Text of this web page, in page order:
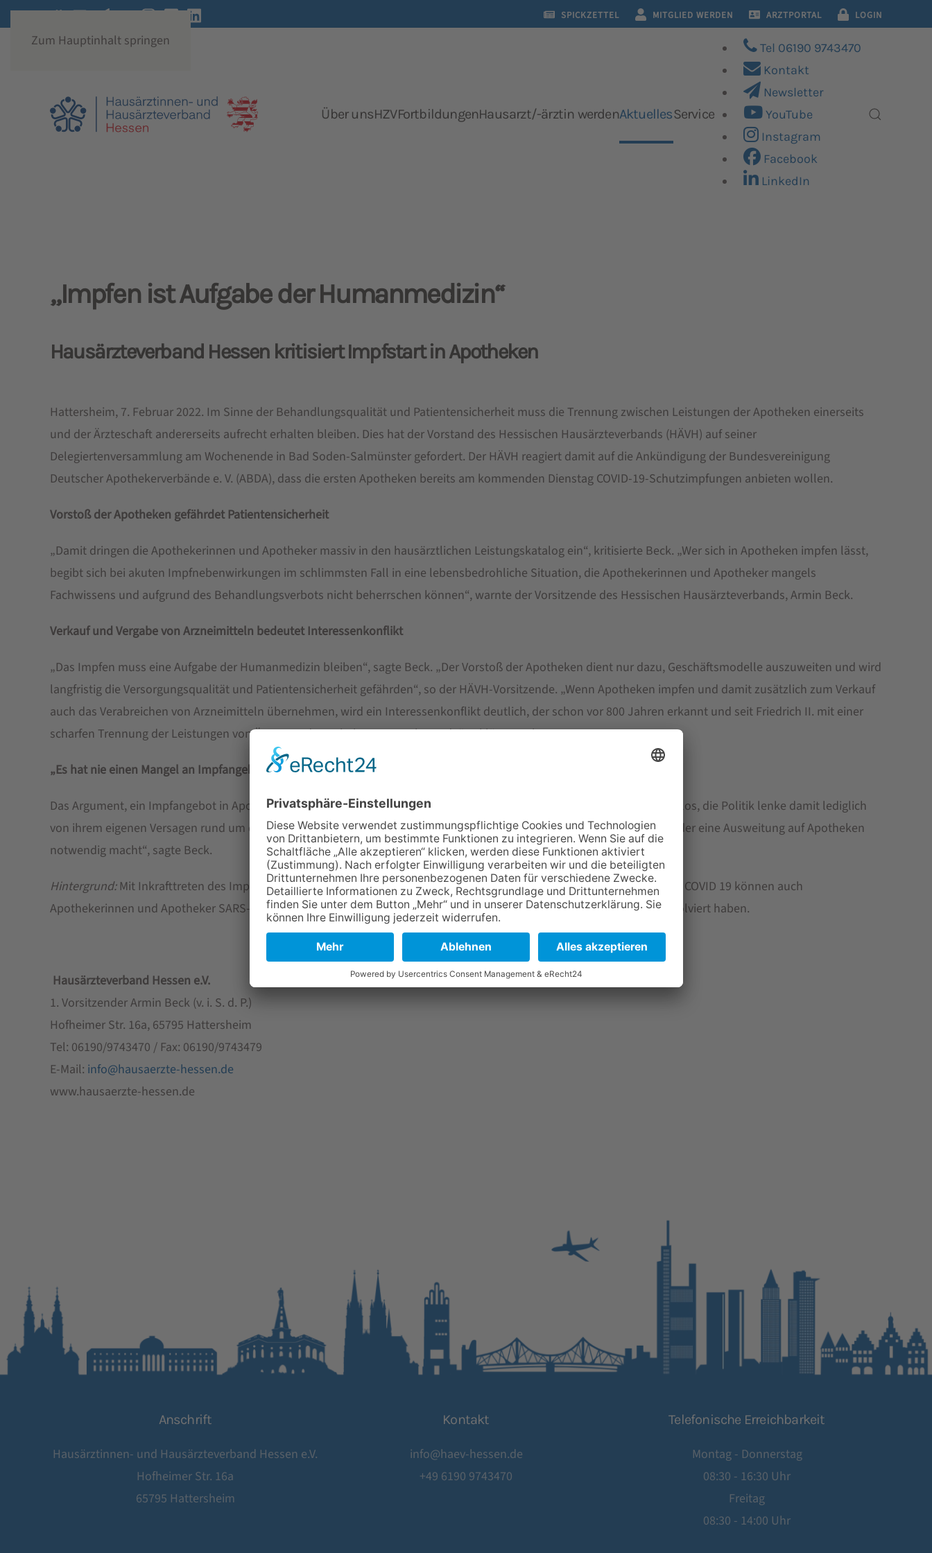
Zum Hauptinhalt springen
SPICKZETTEL MITGLIED WERDEN ARZTPORTAL LOGIN
Über unsHZVFortbildungenHausarzt/-ärztin werdenAktuellesService
Tel 06190 9743470
Kontakt
Newsletter
YouTube
Instagram
Facebook
LinkedIn
„Impfen ist Aufgabe der Humanmedizin“
Hausärzteverband Hessen kritisiert Impfstart in Apotheken
Hattersheim, 7. Februar 2022. Im Sinne der Behandlungsqualität und Patientensicherheit muss die Trennung zwischen Leistungen der Apotheken einerseits
und der Ärzteschaft andererseits aufrecht erhalten bleiben. Dies hat der Vorstand des Hessischen Hausärzteverbands (HÄVH) auf seiner
Delegiertenversammlung am Wochenende in Bad Soden-Salmünster gefordert. Der HÄVH reagiert damit auf die Ankündigung der Bundesvereinigung
Deutscher Apothekerverbände e. V. (ABDA), dass die ersten Apotheken bereits am kommenden Dienstag COVID-19-Schutzimpfungen anbieten wollen.
Vorstoß der Apotheken gefährdet Patientensicherheit
„Damit dringen die Apothekerinnen und Apotheker massiv in den hausärztlichen Leistungskatalog ein“, kritisierte Beck. „Wer sich in Apotheken impfen lässt,
begibt sich bei akuten Impfnebenwirkungen im schlimmsten Fall in eine lebensbedrohliche Situation, die Apothekerinnen und Apotheker mangels
Fachwissens und aufgrund des Behandlungsverbots nicht beherrschen können“, warnte der Vorsitzende des Hessischen Hausärzteverbands, Armin Beck.
Verkauf und Vergabe von Arzneimitteln bedeutet Interessenkonflikt
„Das Impfen muss eine Aufgabe der Humanmedizin bleiben“, sagte Beck. „Der Vorstoß der Apotheken dient nur dazu, Geschäftsmodelle auszuweiten und wird
langfristig die Versorgungsqualität und Patientensicherheit gefährden“, so der HÄVH-Vorsitzende. „Wenn Apotheken impfen und damit zusätzlich zum Verkauf
auch das Verabreichen von Arzneimitteln übernehmen, wird ein Interessenkonflikt deutlich, der schon vor 800 Jahren erkannt und seit Friedrich II. mit einer
scharfen Trennung der Leistungen von Ärzten und Apothekern geregelt wurde“, erklärte Beck.
„Es hat nie einen Mangel an Impfangeboten gegeben“
Das Argument, ein Impfangebot in Apotheken sei nötig, um die Impfkampagne in Deutschland zu beschleunigen, sei haltlos, die Politik lenke damit lediglich
von ihrem eigenen Versagen rund um die Impfstofflieferungen ab: „Es hat nie einen Mangel an Impfangeboten gegeben, der eine Ausweitung auf Apotheken
notwendig macht“, sagte Beck.
Hintergrund:Mit Inkrafttreten des Impfpräventionsstärkungsgesetzes Mitte Dezember und der neuen Impfverordnung zu COVID 19 können auch
Apothekerinnen und Apotheker SARS-CoV-2-Schutzimpfungen durchführen – sofern sie entsprechende Schulungen absolviert haben.
Hausärzteverband Hessen e.V.
1. Vorsitzender Armin Beck (v. i. S. d. P.)
Hofheimer Str. 16a, 65795 Hattersheim
Tel: 06190/9743470 / Fax: 06190/9743479
E-Mail: info@hausaerzte-hessen.de
www.hausaerzte-hessen.de
Anschrift
Hausärztinnen- und Hausärzteverband Hessen e.V.
Hofheimer Str. 16a
65795 Hattersheim
Kontakt
info@haev-hessen.de
+49 6190 9743470
Telefonische Erreichbarkeit
Montag - Donnerstag
08:30 - 16:30 Uhr
Freitag
08:30 - 14:00 Uhr